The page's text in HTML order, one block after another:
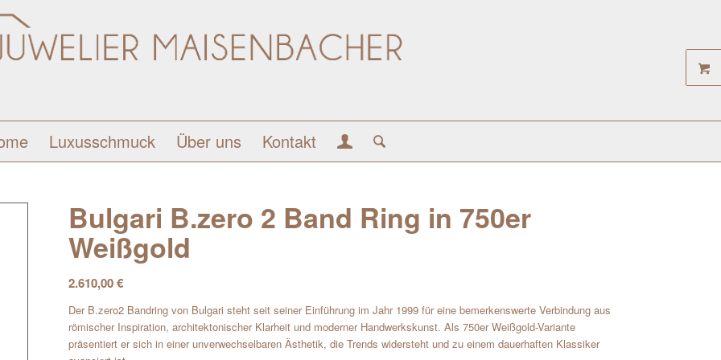
Luxusschmuck Über uns Kontakt
Bulgari B.zero 2 Band Ring in 750er
Weißgold
2.610,00€
Der B.zero2 Bandring von Bulgari steht seit seiner Einführung im Jahr 1999 für eine bemerkenswerte Verbindung aus
römischer Inspiration, architektonischer Klarheit und moderner Handwerkskunst. Als 750er Weißgold-Variante
präsentiert er sich in einer unverwechselbaren Ästhetik, die Trends widersteht und zu einem dauerhaften Klassiker